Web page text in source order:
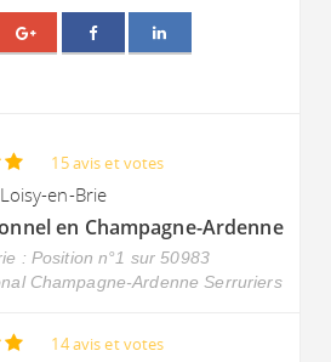
15 avis et votes
en-Brie
en Champagne-Ardenne
: Position n°1 sur 50983
Champagne-Ardenne Serruriers
14 avis et votes